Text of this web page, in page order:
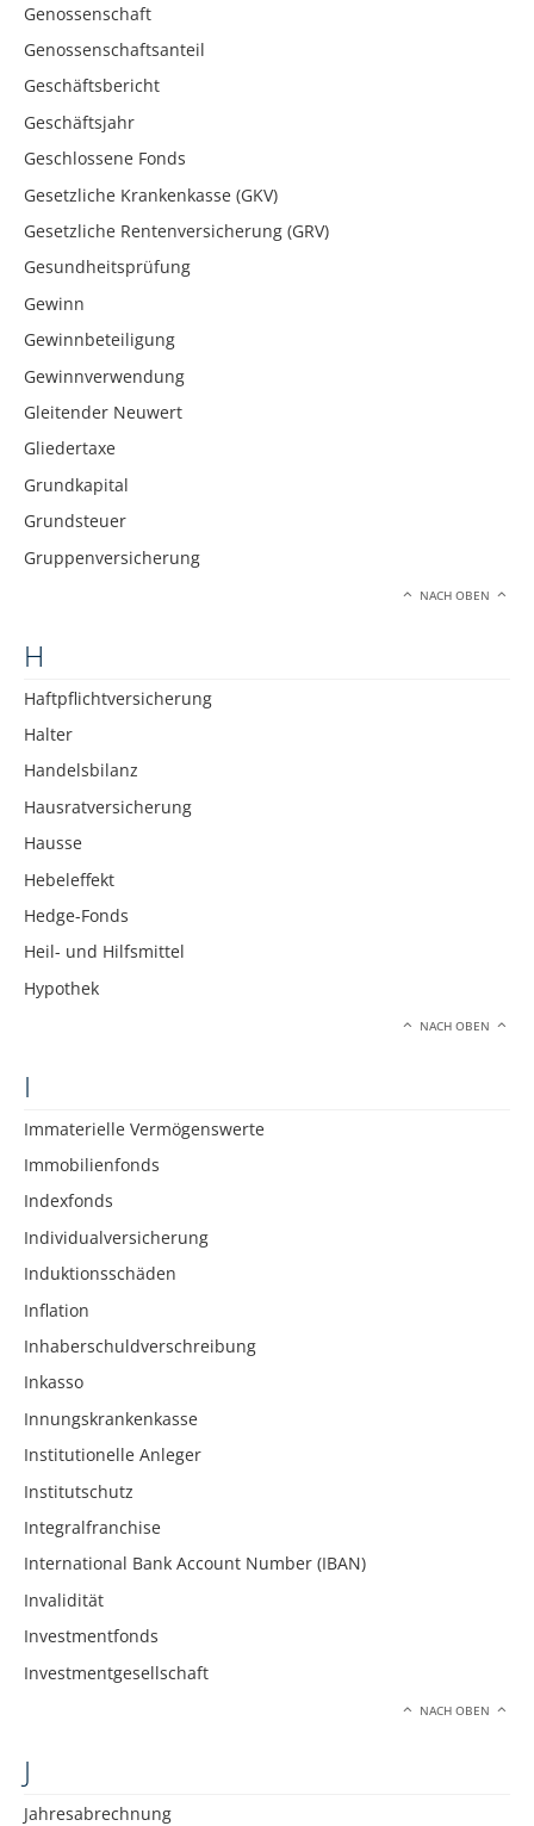
Genossenschaft
Genossenschaftsanteil
Geschäftsbericht
Geschäftsjahr
Geschlossene Fonds
Gesetzliche Krankenkasse (GKV)
Gesetzliche Rentenversicherung (GRV)
Gesundheitsprüfung
Gewinn
Gewinnbeteiligung
Gewinnverwendung
Gleitender Neuwert
Gliedertaxe
Grundkapital
Grundsteuer
Gruppenversicherung
NACH OBEN
H
Haftpflichtversicherung
Halter
Handelsbilanz
Hausratversicherung
Hausse
Hebeleffekt
Hedge-Fonds
Heil- und Hilfsmittel
Hypothek
NACH OBEN
I
Immaterielle Vermögenswerte
Immobilienfonds
Indexfonds
Individualversicherung
Induktionsschäden
Inflation
Inhaberschuldverschreibung
Inkasso
Innungskrankenkasse
Institutionelle Anleger
Institutschutz
Integralfranchise
International Bank Account Number (IBAN)
Invalidität
Investmentfonds
Investmentgesellschaft
NACH OBEN
J
Jahresabrechnung